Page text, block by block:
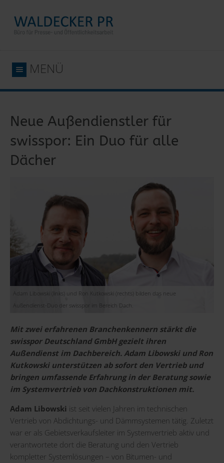
MENÜ
Neue Außendienstler für
swisspor: Ein Duo für alle
Dächer
Adam Libowski (links) und Ron Kutkowski (rechts) bilden das neue
Außendienst-Duo der swisspor im Bereich Dach.
Mit zwei erfahrenen Branchenkennern stärkt die
swisspor Deutschland GmbH gezielt ihren
Außendienst im Dachbereich. Adam Libowski und Ron
Kutkowski unterstützen ab sofort den Vertrieb und
bringen umfassende Erfahrung in der Beratung sowie
im Systemvertrieb von Dachkonstruktionen mit.
Adam Libowski ist seit vielen Jahren im technischen
Vertrieb von Abdichtungs- und Dämmsystemen tätig. Zuletzt
war er als Gebietsverkaufsleiter im Systemvertrieb aktiv und
verantwortete dort die Beratung und den Vertrieb
kompletter Systemlösungen – von Bitumen- und